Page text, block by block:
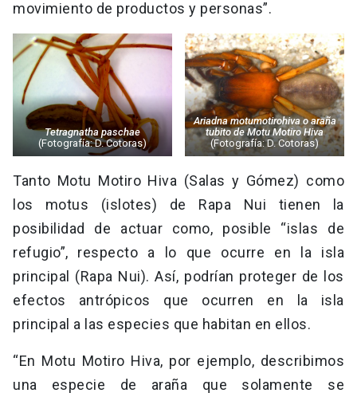
movimiento de productos y personas”.
Tetragnatha paschae
(Fotografía: D. Cotoras)
Ariadna motumotirohiva o araña
tubito de Motu Motiro Hiva
(Fotografía: D. Cotoras)
Tanto Motu Motiro Hiva (Salas y Gómez) como
los motus (islotes) de Rapa Nui tienen la
posibilidad de actuar como, posible “islas de
refugio”, respecto a lo que ocurre en la isla
principal (Rapa Nui). Así, podrían proteger de los
efectos antrópicos que ocurren en la isla
principal a las especies que habitan en ellos.
“En Motu Motiro Hiva, por ejemplo, describimos
una especie de araña que solamente se